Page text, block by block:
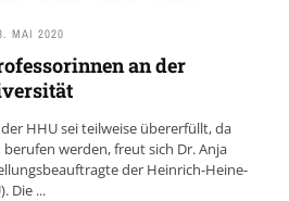
MAI 2020
an der
HHU sei teilweise übererfüllt, da
werden, freut sich Dr. Anja
der Heinrich-Heine-
Die ...